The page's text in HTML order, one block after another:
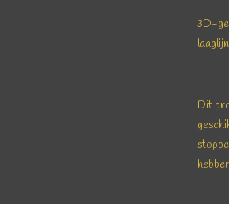
3D-
Dit